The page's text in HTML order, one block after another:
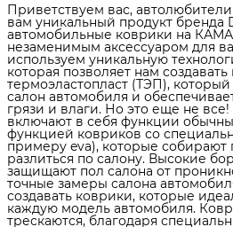
Приветствуем вас,
вам уникальный продукт
автомобильные коврики на
незаменимым аксессуаром для
используем уникальную
которая позволяет нам
термоэластопласт (ТЭП),
салон автомобиля и
грязи и влаги. Но это еще не
включают в себя функции
функцией ковриков со
примеру eva), которые собирают
разлиться по салону. Высокие
защищают пол салона от
точные замеры салона
создавать коврики, которые
каждую модель автомобиля.
трескаются, благодаря